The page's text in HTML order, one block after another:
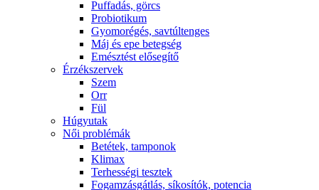
Puffadás, görcs
Probiotikum
Gyomorégés, savtúltenges
Máj és epe betegség
Emésztést elősegítő
Érzékszervek
Szem
Orr
Fül
Húgyutak
Női problémák
Betétek, tamponok
Klimax
Terhességi tesztek
Fogamzásgátlás, síkosítók, potencia